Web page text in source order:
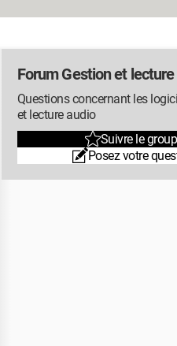
Forum Gestion et
Questions concernant les
et lecture audio
Suivre le
Posez votre